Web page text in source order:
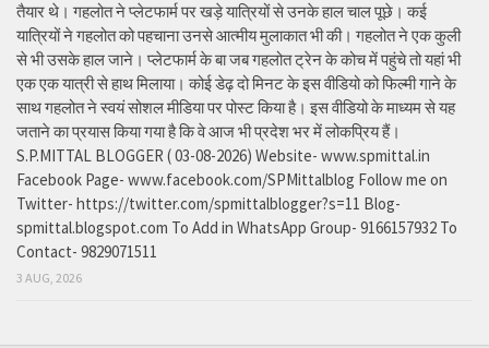
तैयार थे। गहलोत ने प्लेटफार्म पर खड़े यात्रियों से उनके हाल चाल पूछे। कई
यात्रियों ने गहलोत को पहचाना उनसे आत्मीय मुलाकात भी की। गहलोत ने एक कुली
से भी उसके हाल जाने। प्लेटफार्म के बा जब गहलोत ट्रेन के कोच में पहुंचे तो यहां भी
एक एक यात्री से हाथ मिलाया। कोई डेढ़ दो मिनट के इस वीडियो को फिल्मी गाने के
साथ गहलोत ने स्वयं सोशल मीडिया पर पोस्ट किया है। इस वीडियो के माध्यम से यह
जताने का प्रयास किया गया है कि वे आज भी प्रदेश भर में लोकप्रिय हैं।
S.P.MITTAL BLOGGER ( 03-08-2026) Website- www.spmittal.in
Facebook Page- www.facebook.com/SPMittalblog Follow me on
Twitter- https://twitter.com/spmittalblogger?s=11 Blog-
spmittal.blogspot.com To Add in WhatsApp Group- 9166157932 To
Contact- 9829071511
3 AUG, 2026